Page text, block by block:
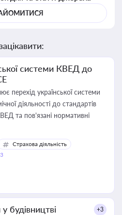
системи КВЕД до
перехід української системи
діяльності до стандартів
та пов'язані нормативні
Страхова діяльність
будівництві +3